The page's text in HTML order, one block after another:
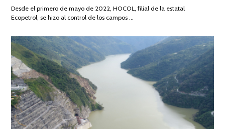
2026
Desde el primero de mayo de 2022, HOCOL, filial de la estatal
Ecopetrol, se hizo al control de los campos …